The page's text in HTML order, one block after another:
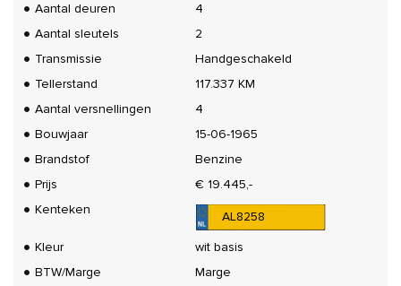
Aantal deuren
4
Aantal sleutels
2
Transmissie
Handgeschakeld
Tellerstand
117.337 KM
Aantal versnellingen
4
Bouwjaar
15-06-1965
Brandstof
Benzine
Prijs
€ 19.445,-
Kenteken
AL8258
Kleur
wit basis
BTW/Marge
Marge